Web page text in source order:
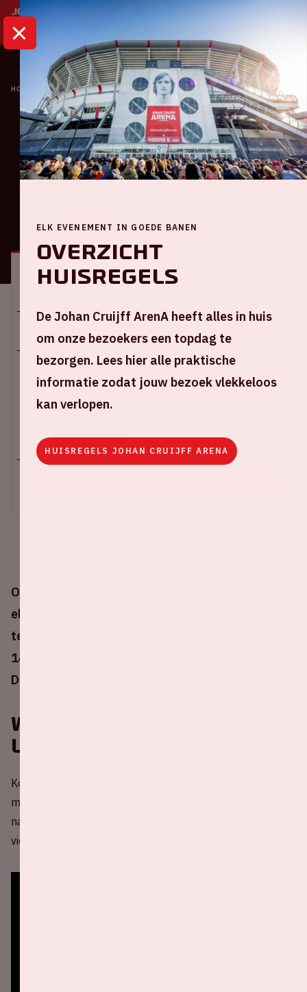
HOME KALENDER NEDERLAND - SCHOTLAND
Oranje
Nederland -
Schotland
ALGEMEEN BEZOEKERSINFORMATIE
Op vrijdag 22 maart 2024 speelt het Nederlands
elftal tegen Schotland. Dit is een oefenwedstrijd
ter voorbereiding voor UEFA EURO 2024 dat van
14 juni tot 14 juli 2024 plaats zal vinden in
Duitsland.
Win een gratis
upgrade
Koop nu jouw kaartje voor Nederland - Schotland op 22
maart in de ArenA en maak kans op een gratis upgrade
naar een skybox! Nieuwsgierig? Bekijk onderstaande
video!
Locatie en tijd
Vr 22 maart 2024
Johan Cruijff ArenA
Start wedstrijd - 20:45 uur
Einde wedstrijd - 22:30 uur
+ Voeg toe aan agenda
ELK EVENEMENT IN GOEDE BANEN
Overzicht
huisregels
De Johan Cruijff ArenA heeft alles in huis
om onze bezoekers een topdag te
bezorgen. Lees hier alle praktische
informatie zodat jouw bezoek vlekkeloos
kan verlopen.
HUISREGELS JOHAN CRUIJFF ARENA